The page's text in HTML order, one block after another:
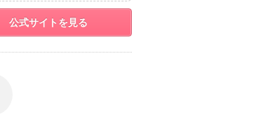
公式サイトを見る